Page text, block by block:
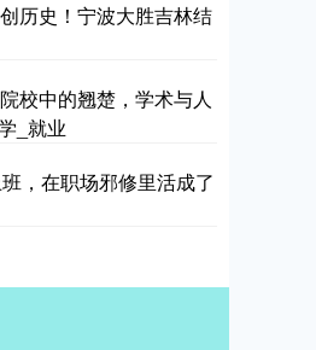
历史！宁波大胜吉林结
校中的翘楚，学术与人
_就业
，在职场邪修里活成了